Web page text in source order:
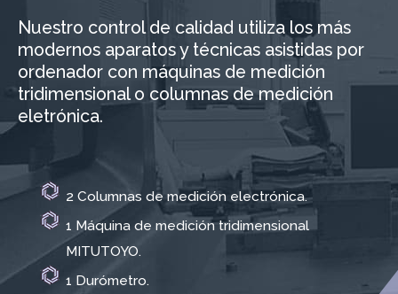
Nuestro control de calidad utiliza los más
modernos aparatos y técnicas asistidas por
ordenador con máquinas de medición
tridimensional o columnas de medición
eletrónica.
2 Columnas de medición electrónica.
1 Máquina de medición tridimensional
MITUTOYO.
1 Durómetro.